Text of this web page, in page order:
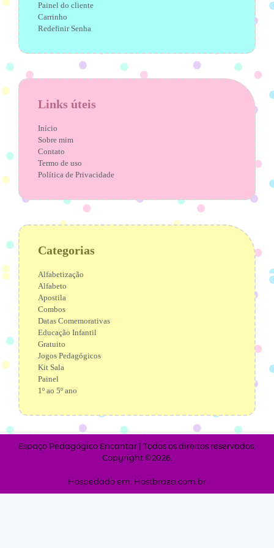
Painel do cliente
Carrinho
Redefinir Senha
Links úteis
Início
Sobre mim
Contato
Termo de uso
Política de Privacidade
Categorias
Alfabetização
Alfabeto
Apostila
Combos
Datas Comemorativas
Educação Infantil
Gratuito
Jogos Pedagógicos
Kit Sala
Painel
1º ao 5º ano
Espaço Pedagógico Encantar | Todos os direitos reservados.
Copyright ©2026.
Hospedado em: Hostbraza.com.br